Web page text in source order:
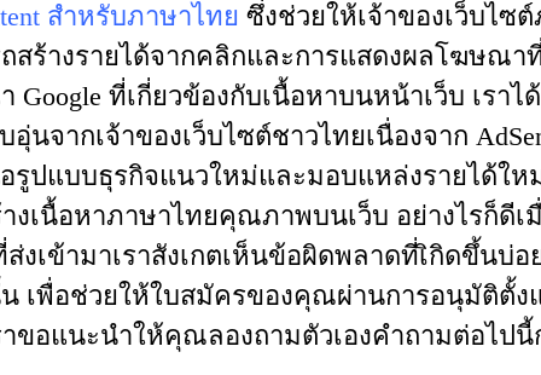
สำหรับภาษาไทย ซึ่งช่วยให้เจ้าของเว็บไซ
สร้างรายได้จากคลิกและการแสดงผลโฆษณา
Google ที่เกี่ยวข้องกับเนื้อหาบนหน้าเว็บ เราไ
อุ่นจากเจ้าของเว็บไซต์ชาวไทยเนื่องจาก
รูปแบบธุรกิจแนวใหม่และมอบแหล่งรายได้ให
งเนื้อหาภาษาไทยคุณภาพบนเว็บ อย่างไรก็ดี
งเข้ามาเราสังเกตเห็นข้อผิดพลาดที่เิกิดขึ้นบ่อ
เพื่อช่วยให้ใบสมัครของคุณผ่านการอนุมัติตั้ง
าขอแนะนำให้คุณลองถามตัวเองคำถามต่อไป